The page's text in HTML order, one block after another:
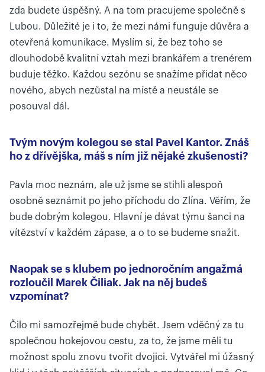
zda budete úspěšný. A na tom pracujeme společně s
Lubou. Důležité je i to, že mezi námi funguje důvěra a
otevřená komunikace. Myslím si, že bez toho se
dlouhodobě kvalitní vztah mezi brankářem a trenérem
buduje těžko. Každou sezónu se snažíme přidat něco
nového, abych nezůstal na místě a neustále se
posouval dál.
Tvým novým kolegou se stal Pavel Kantor. Znáš
ho z dřívějška, máš s ním již nějaké zkušenosti?
Pavla moc neznám, ale už jsme se stihli alespoň
osobně seznámit po jeho příchodu do Zlína. Věřím, že
bude dobrým kolegou. Hlavní je dávat týmu šanci na
vítězství v každém zápase, a o to se budeme snažit.
Naopak se s klubem po jednoročním angažmá
rozloučil Marek Čiliak. Jak na něj budeš
vzpomínat?
Čilo mi samozřejmě bude chybět. Jsem vděčný za tu
společnou hokejovou cestu, za to, že jsme měli tu
možnost spolu znovu tvořit dvojici. Vytvářel mi úžasný